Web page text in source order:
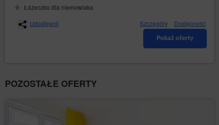
Łóżeczko dla niemowlaka
Udostępnij
Szczegóły Dostępność
Pokaż oferty
POZOSTAŁE OFERTY